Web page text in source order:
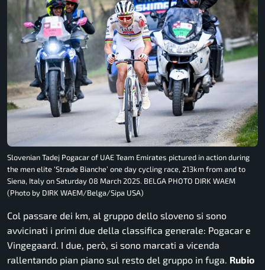
Slovenian Tadej Pogacar of UAE Team Emirates pictured in action during
the men elite ‘Strade Bianche’ one day cycling race, 213km from and to
Siena, Italy on Saturday 08 March 2025. BELGA PHOTO DIRK WAEM
(Photo by DIRK WAEM/Belga/Sipa USA)
Col passare dei km, al gruppo dello sloveno si sono
avvicinati i primi due della classifica generale: Pogacar e
Vingegaard. I due, però, si sono marcati a vicenda
rallentando pian piano sul resto del gruppo in fuga. Rubio